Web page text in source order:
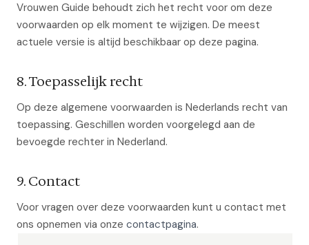
Vrouwen Guide behoudt zich het recht voor om deze
voorwaarden op elk moment te wijzigen. De meest
actuele versie is altijd beschikbaar op deze pagina.
8. Toepasselijk recht
Op deze algemene voorwaarden is Nederlands recht van
toepassing. Geschillen worden voorgelegd aan de
bevoegde rechter in Nederland.
9. Contact
Voor vragen over deze voorwaarden kunt u contact met
ons opnemen via onze contactpagina.